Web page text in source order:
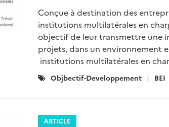
Conçue à destination des
institutions multilatérales en
objectif de leur transmettre une
projets, dans un environnement
institutions multilatérales en
Catégories
Objbectif-Developpement BEI
ARTICLE